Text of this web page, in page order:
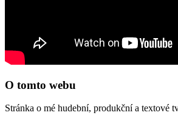
O tomto webu
Stránka o mé hudební, produkční a textové